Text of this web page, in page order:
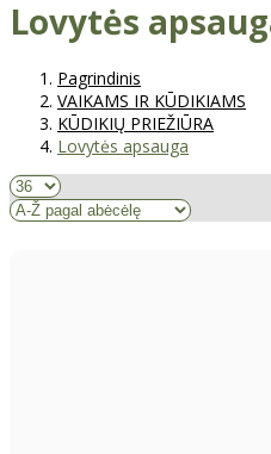
Lovytės
Pagrindinis
VAIKAMS IR KŪDIKIAMS
KŪDIKIŲ PRIEŽIŪRA
Lovytės apsauga